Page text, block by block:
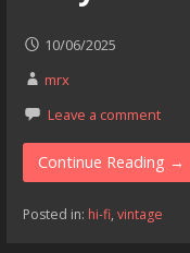
10/06/2025
mrx
Leave a comment
Continue Reading →
Posted in: hi-fi, vintage